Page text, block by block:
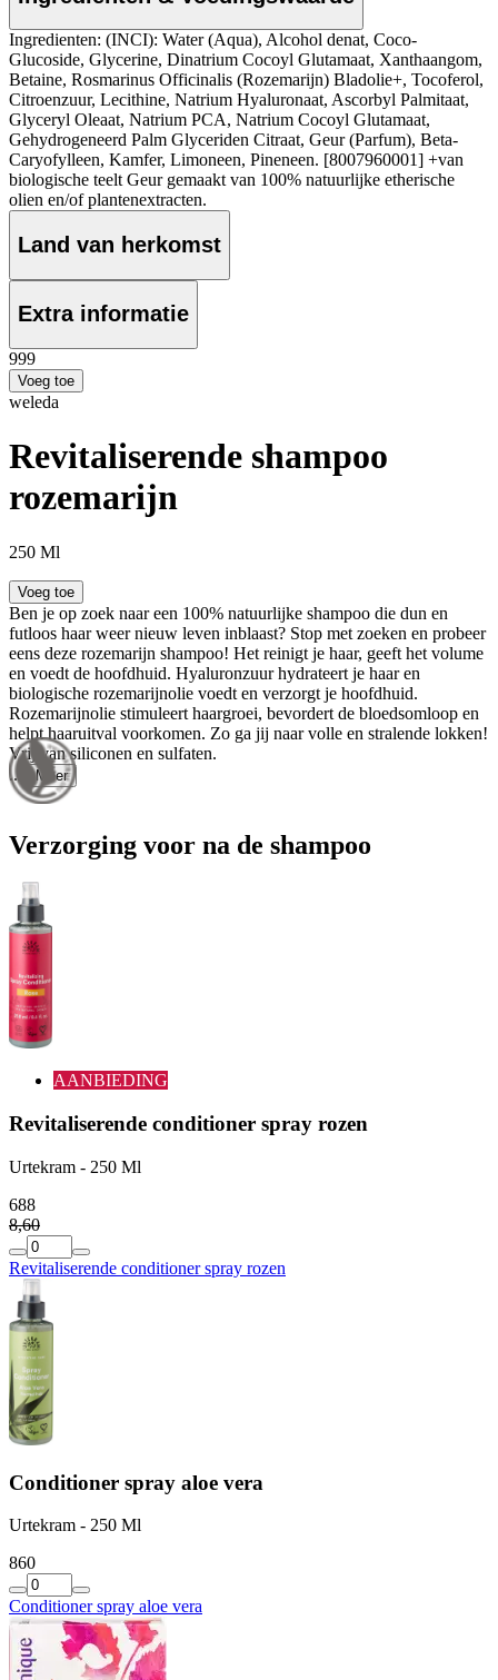
Ingredienten: (INCI): Water (Aqua), Alcohol denat, Coco-
Glucoside, Glycerine, Dinatrium Cocoyl Glutamaat, Xanthaangom,
Betaine, Rosmarinus Officinalis (Rozemarijn) Bladolie+, Tocoferol,
Citroenzuur, Lecithine, Natrium Hyaluronaat, Ascorbyl Palmitaat,
Glyceryl Oleaat, Natrium PCA, Natrium Cocoyl Glutamaat,
Gehydrogeneerd Palm Glyceriden Citraat, Geur (Parfum), Beta-
Caryofylleen, Kamfer, Limoneen, Pineneen. [8007960001] +van
biologische teelt Geur gemaakt van 100% natuurlijke etherische
olien en/of plantenextracten.
Land van herkomst
Extra informatie
999
Voeg toe
weleda
Revitaliserende shampoo
rozemarijn
250 Ml
Voeg toe
Ben je op zoek naar een 100% natuurlijke shampoo die dun en
futloos haar weer nieuw leven inblaast? Stop met zoeken en probeer
eens deze rozemarijn shampoo! Het reinigt je haar, geeft het volume
en voedt de hoofdhuid. Hyaluronzuur hydrateert je haar en
biologische rozemarijnolie voedt en verzorgt je hoofdhuid.
Rozemarijnolie stimuleert haargroei, bevordert de bloedsomloop en
helpt haaruitval voorkomen. Zo ga jij naar volle en stralende lokken!
Vrij van siliconen en sulfaten.
...
Meer
Verzorging voor na de shampoo
AANBIEDING
Revitaliserende conditioner spray rozen
Urtekram - 250 Ml
688
8,60
Revitaliserende conditioner spray rozen
Conditioner spray aloe vera
Urtekram - 250 Ml
860
Conditioner spray aloe vera